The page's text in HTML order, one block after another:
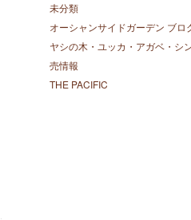
未分類
オーシャンサイドガーデン ブロ
ヤシの木・ユッカ・アガベ・シ
売情報
THE PACIFIC